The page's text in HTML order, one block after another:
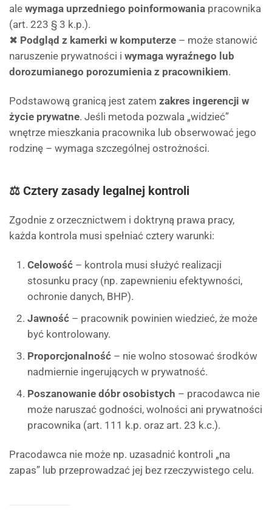
ale wymaga uprzedniego poinformowania pracownika
(art. 223 § 3 k.p.).
✖ Podgląd z kamerki w komputerze – może stanowić
naruszenie prywatności i wymaga wyraźnego lub
dorozumianego porozumienia z pracownikiem.
Podstawową granicą jest zatem zakres ingerencji w
życie prywatne. Jeśli metoda pozwala „widzieć”
wnętrze mieszkania pracownika lub obserwować jego
rodzinę – wymaga szczególnej ostrożności.
⚖ Cztery zasady legalnej kontroli
Zgodnie z orzecznictwem i doktryną prawa pracy,
każda kontrola musi spełniać cztery warunki:
Celowość – kontrola musi służyć realizacji
stosunku pracy (np. zapewnieniu efektywności,
ochronie danych, BHP).
Jawność – pracownik powinien wiedzieć, że może
być kontrolowany.
Proporcjonalność – nie wolno stosować środków
nadmiernie ingerujących w prywatność.
Poszanowanie dóbr osobistych – pracodawca nie
może naruszać godności, wolności ani prywatności
pracownika (art. 111 k.p. oraz art. 23 k.c.).
Pracodawca nie może np. uzasadnić kontroli „na
zapas” lub przeprowadzać jej bez rzeczywistego celu.